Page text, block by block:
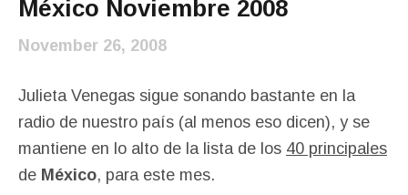
México Noviembre 2008
November 26, 2008
Julieta Venegas sigue sonando bastante en la
radio de nuestro país (al menos eso dicen), y se
mantiene en lo alto de la lista de los 40 principales
de México, para este mes.